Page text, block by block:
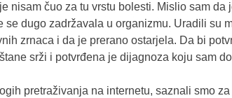
nisam čuo za tu vrstu bolesti. Mislio sam
se dugo zadržavala u organizmu. Uradili su
zrnaca i da je prerano ostarjela. Da bi
srži i potvrđena je dijagnoza koju sam
pretraživanja na internetu, saznali smo